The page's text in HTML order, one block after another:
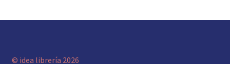
© idea librería 2026